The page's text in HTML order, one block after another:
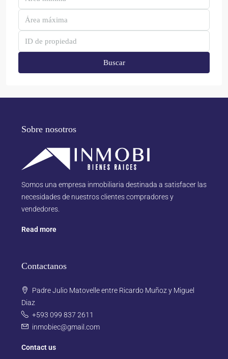
Buscar
Sobre nosotros
Somos una empresa inmobiliaria destinada a satisfacer las
necesidades de nuestros clientes compradores y
vendedores.
Read more
Contactanos
Padre Julio Matovelle entre Ricardo Muñoz y Miguel
Diaz
+593 099 837 2611
inmobiec@gmail.com
Contact us